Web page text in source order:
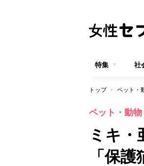
特集 社
トップ ペット・
ペット・動物
ミキ・
「保